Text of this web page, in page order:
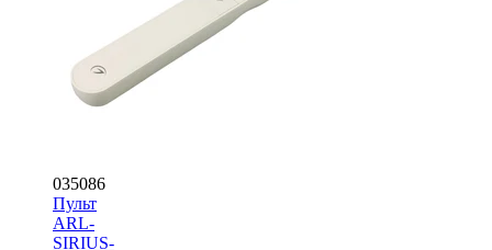
035086
Пульт
ARL-
SIRIUS-